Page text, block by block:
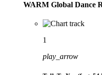
WARM Global Dance
1
play_arrow